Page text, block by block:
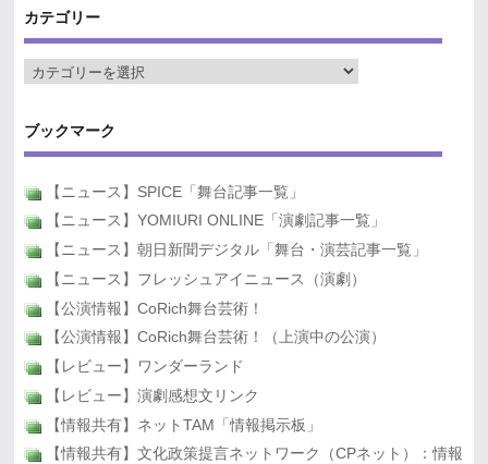
カテゴリー
ブックマーク
【ニュース】SPICE「舞台記事一覧」
【ニュース】YOMIURI ONLINE「演劇記事一覧」
【ニュース】朝日新聞デジタル「舞台・演芸記事一覧」
【ニュース】フレッシュアイニュース（演劇）
【公演情報】CoRich舞台芸術！
【公演情報】CoRich舞台芸術！（上演中の公演）
【レビュー】ワンダーランド
【レビュー】演劇感想文リンク
【情報共有】ネットTAM「情報掲示板」
【情報共有】文化政策提言ネットワーク（CPネット）：情報